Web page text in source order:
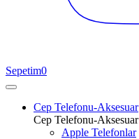
Sepetim0
Cep Telefonu-Aksesuar
Cep Telefonu-Aksesuar
Apple Telefonlar